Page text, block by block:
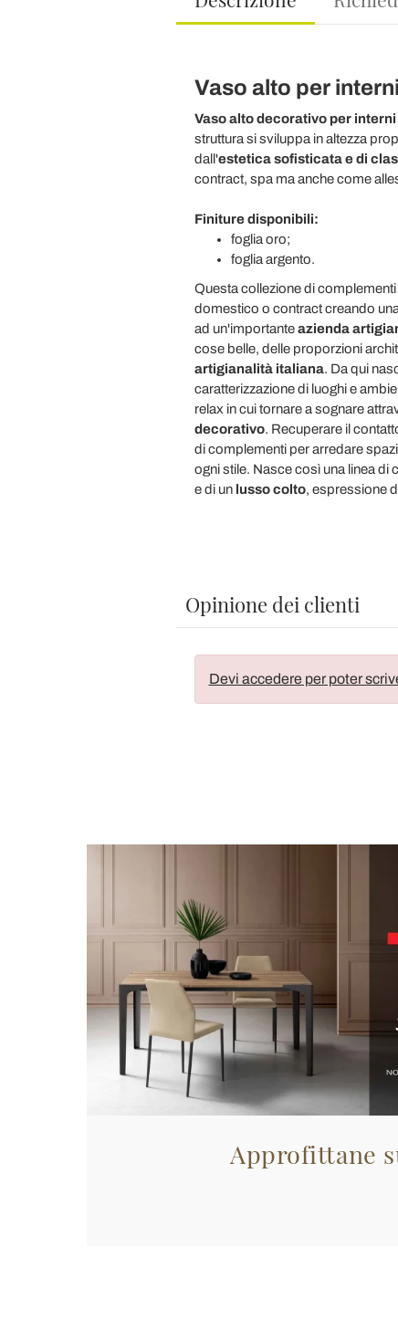
Vaso alto per
Vaso alto decorativo per interni
struttura si sviluppa in altezza
dall'estetica sofisticata e di
contract, spa ma anche come
Finiture disponibili:
foglia oro;
foglia argento.
Questa collezione di
domestico o contract creando
ad un'importanteazienda
cose belle, delle proporzioni
artigianalità italiana. Da qui
caratterizzazione di luoghi e
relax in cui tornare a sognare
decorativo. Recuperare il
di complementi per arredare
ogni stile. Nasce così una linea di
e di unlusso colto, espressione
Opinione dei clienti
Devi accedere per poter
Approfittane